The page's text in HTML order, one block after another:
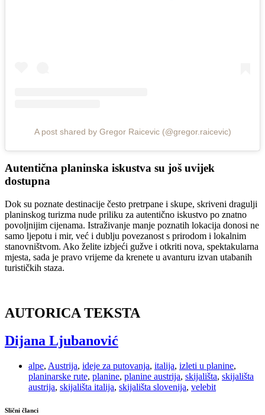
A post shared by Gregor Raicevic (@gregor.raicevic)
Autentična planinska iskustva su još uvijek
dostupna
Dok su poznate destinacije često pretrpane i skupe, skriveni dragulji
planinskog turizma nude priliku za autentično iskustvo po znatno
povoljnijim cijenama. Istraživanje manje poznatih lokacija donosi ne
samo ljepotu i mir, već i dublju povezanost s prirodom i lokalnim
stanovništvom. Ako želite izbjeći gužve i otkriti nova, spektakularna
mjesta, sada je pravo vrijeme da krenete u avanturu izvan utabanih
turističkih staza.
AUTORICA TEKSTA
Dijana Ljubanović
alpe, Austrija, ideje za putovanja, italija, izleti u planine,
planinarske rute, planine, planine austrija, skijališta, skijališta
austrija, skijališta italija, skijališta slovenija, velebit
Slični članci